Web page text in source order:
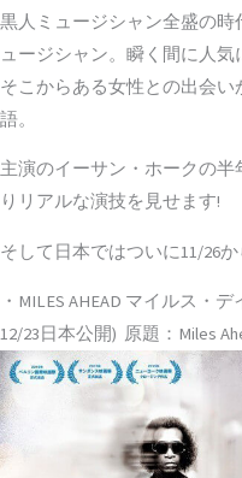
黒人ミュージシャン全盛の時
ュージシャン。瞬く間に人
そこからある女性との出会
語。
主演のイーサン・ホークの
りリアルな演技を見せます!
そして日本ではついに11/26
・MILES AHEAD マイルス・
12/23日本公開) 原題：Miles